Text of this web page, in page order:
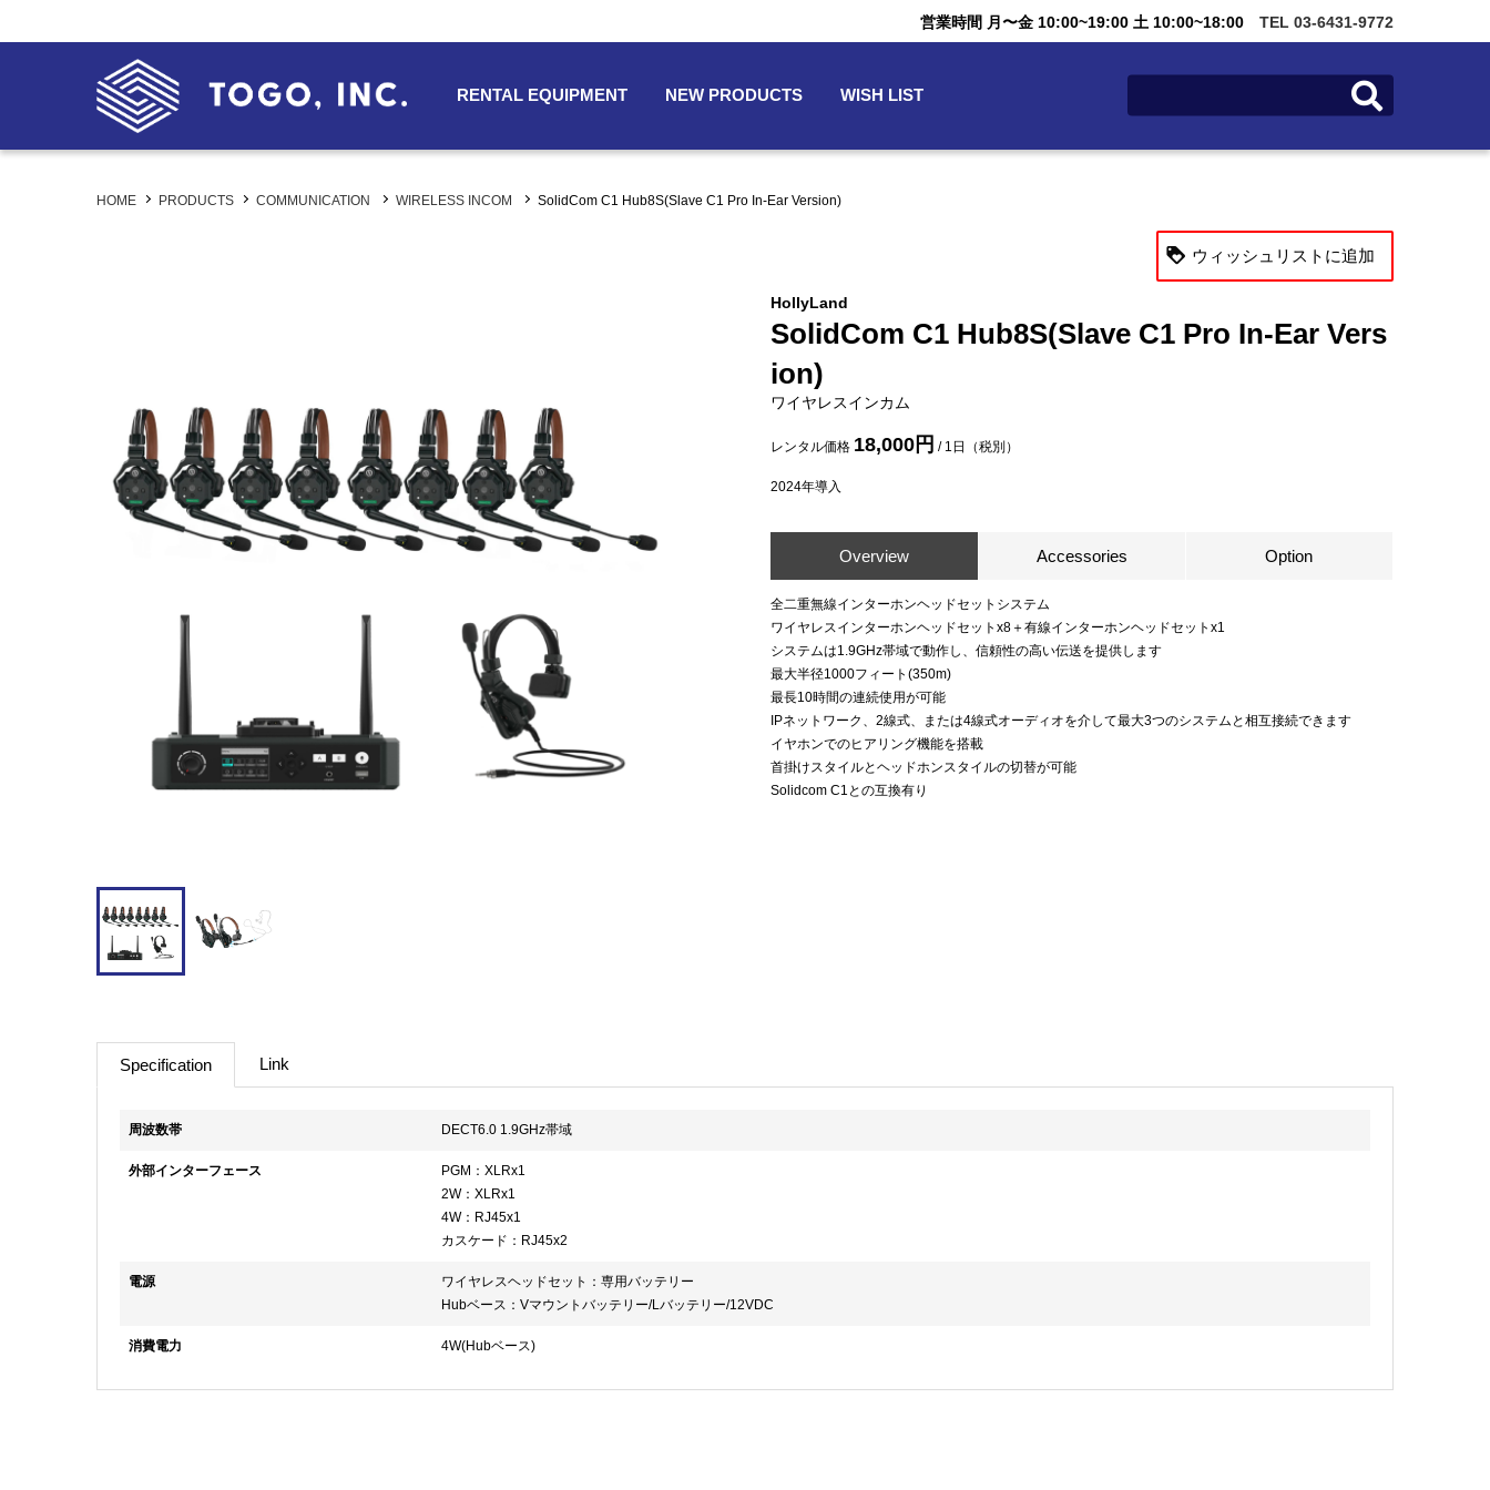
営業時間 月〜金 10:00~19:00 土 10:00~18:00 TEL 03-6431-9772
RENTAL EQUIPMENT NEW PRODUCTS WISH LIST
HOME PRODUCTS COMMUNICATION WIRELESS INCOM SolidCom C1 Hub8S(Slave C1 Pro In-Ear Version)
ウィッシュリストに追加
HollyLand
SolidCom C1 Hub8S(Slave C1 Pro In-Ear Vers
ion)
ワイヤレスインカム
レンタル価格 18,000円 / 1日（税別）
2024年導入
Overview Accessories Option
全二重無線インターホンヘッドセットシステム
ワイヤレスインターホンヘッドセットx8＋有線インターホンヘッドセットx1
システムは1.9GHz帯域で動作し、信頼性の高い伝送を提供します
最大半径1000フィート(350m)
最長10時間の連続使用が可能
IPネットワーク、2線式、または4線式オーディオを介して最大3つのシステムと相互接続できます
イヤホンでのヒアリング機能を搭載
首掛けスタイルとヘッドホンスタイルの切替が可能
Solidcom C1との互換有り
Specification Link
周波数帯 DECT6.0 1.9GHz帯域
外部インターフェース
PGM：XLRx1
2W：XLRx1
4W：RJ45x1
カスケード：RJ45x2
電源
ワイヤレスヘッドセット：専用バッテリー
Hubベース：Vマウントバッテリー/Lバッテリー/12VDC
消費電力 4W(Hubベース)